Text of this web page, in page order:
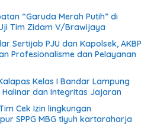
“Garuda Merah Putih” di
Tim Zidam V/Brawijaya
Sertijab PJU dan Kapolsek, AKBP
Profesionalisme dan Pelayanan
Kelas I Bandar Lampung
dan Integritas Jajaran
Cek Izin lingkungan
SPPG MBG tiyuh kartaraharja